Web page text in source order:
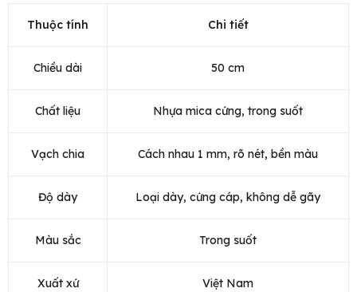
Thuộc tính Chi tiết
Chiều dài 50 cm
Chất liệu Nhựa mica cứng, trong suốt
Vạch chia Cách nhau 1 mm, rõ nét, bền màu
Độ dày Loại dày, cứng cáp, không dễ gãy
Màu sắc Trong suốt
Xuất xứ Việt Nam